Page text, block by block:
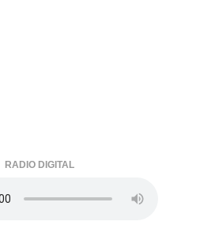
RADIO DIGITAL